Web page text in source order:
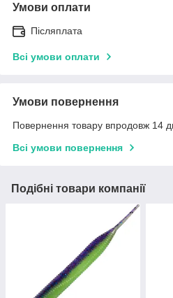
Умови оплати
Післяплата
Всі умови оплати
Умови повернення
Повернення товару впродовж 14
Всі умови повернення
Подібні товари компанії